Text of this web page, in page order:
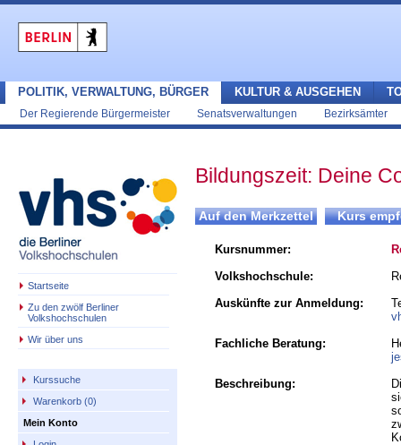
POLITIK, VERWALTUNG, BÜRGER
Der Regierende Bürgermeister Senatsverwaltungen Bezirksämter
KULTUR & AUSGEHEN
Startseite
Zu den zwölf Berliner
Volkshochschulen
Wir über uns
Kurssuche
Warenkorb (0)
Mein Konto
Bildungszeit: Deine
Kursnummer:
Volkshochschule:
Auskünfte zur Anmeldung:
Fachliche Beratung:
Beschreibung: